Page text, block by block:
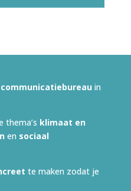
communicatiebureau in
thema’s klimaat en
en sociaal
te maken zodat je